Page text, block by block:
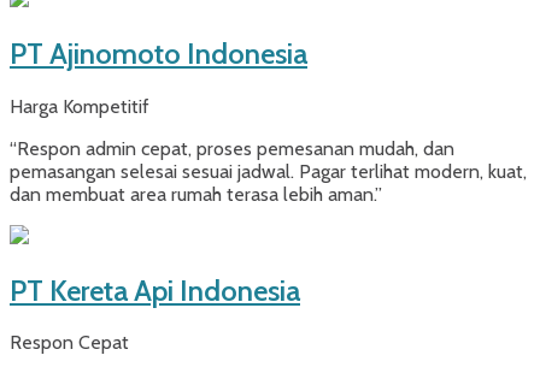
PT Ajinomoto Indonesia
Harga Kompetitif
“Respon admin cepat, proses pemesanan mudah, dan
pemasangan selesai sesuai jadwal. Pagar terlihat modern, kuat,
dan membuat area rumah terasa lebih aman.”
PT Kereta Api Indonesia
Respon Cepat